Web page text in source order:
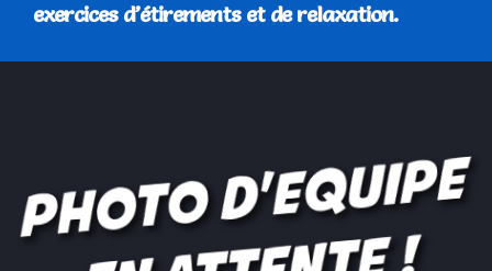
exercices d’étirements et de relaxation.